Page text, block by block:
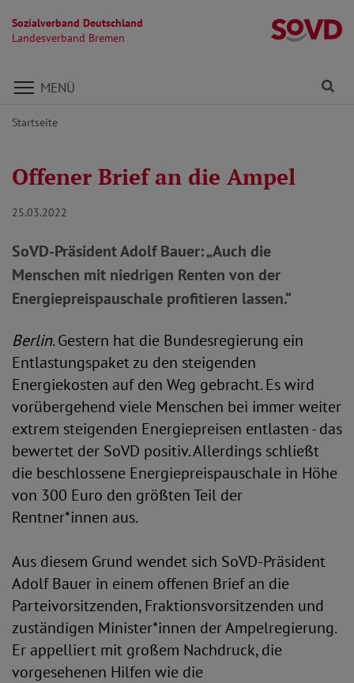
Sozialverband Deutschland
Landesverband Bremen
Direkt zu den Inhalten springen
MENÜ
Startseite
Offener Brief an die Ampel
25.03.2022
SoVD-Präsident Adolf Bauer: „Auch die
Menschen mit niedrigen Renten von der
Energiepreispauschale profitieren lassen.“
Berlin. Gestern hat die Bundesregierung ein
Entlastungspaket zu den steigenden
Energiekosten auf den Weg gebracht. Es wird
vorübergehend viele Menschen bei immer weiter
extrem steigenden Energiepreisen entlasten - das
bewertet der SoVD positiv. Allerdings schließt
die beschlossene Energiepreispauschale in Höhe
von 300 Euro den größten Teil der
Rentner*innen aus.
Aus diesem Grund wendet sich SoVD-Präsident
Adolf Bauer in einem offenen Brief an die
Parteivorsitzenden, Fraktionsvorsitzenden und
zuständigen Minister*innen der Ampelregierung.
Er appelliert mit großem Nachdruck, die
vorgesehenen Hilfen wie die